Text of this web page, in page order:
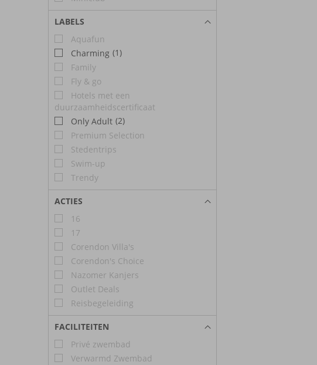
LABELS
Aquafun
Charming (1)
Family
Fly & go
Hotels met een
duurzaamheidscertificaat
Only Adult (2)
Premium Selection
Stedentrips
Swim-up
Trendy
ACTIES
16
17
Corendon Villa's
Corendon's Choice
Nazomer Kanjers
Outlet Deals
Reisbegeleiding
FACILITEITEN
Privé zwembad
Verwarmd Zwembad